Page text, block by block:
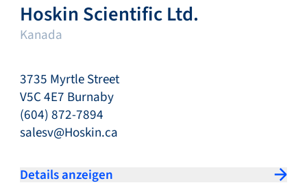
Hoskin Scientific Ltd.
Kanada
3735 Myrtle Street
V5C 4E7 Burnaby
(604) 872-7894
salesv@Hoskin.ca
Details anzeigen